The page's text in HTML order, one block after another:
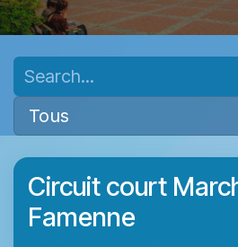
Tous
Circuit court
Famenne